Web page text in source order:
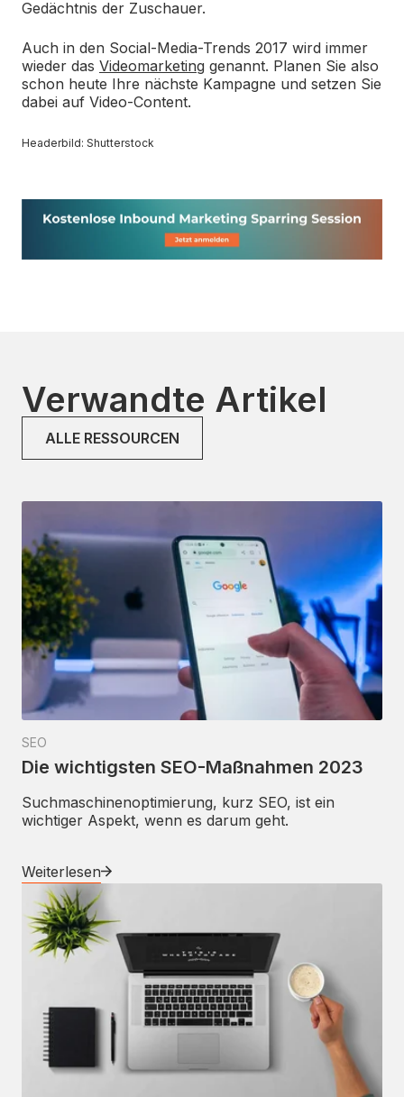
Gedächtnis der Zuschauer.
Auch in den Social-Media-Trends 2017 wird immer
wieder das Videomarketing genannt. Planen Sie also
schon heute Ihre nächste Kampagne und setzen Sie
dabei auf Video-Content.
Headerbild: Shutterstock
Verwandte Artikel
ALLE RESSOURCEN
SEO
Die wichtigsten SEO-Maßnahmen 2023
Suchmaschinenoptimierung, kurz SEO, ist ein
wichtiger Aspekt, wenn es darum geht.
Weiterlesen